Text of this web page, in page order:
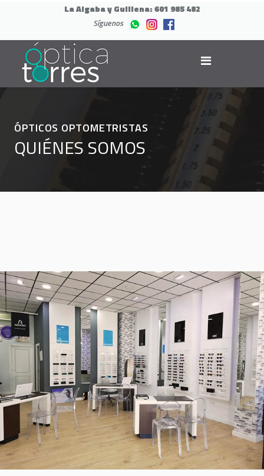
La Algaba y Guillena:601 985 482
Síguenos
ÓPTICOS OPTOMETRISTAS
QUIÉNES SOMOS